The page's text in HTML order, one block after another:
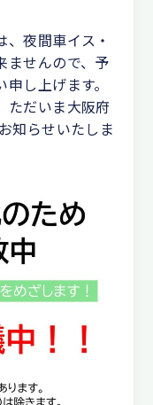
夜間車イス・
ませんので、予
し上げます。
ただいま大阪府
知らせいたしま